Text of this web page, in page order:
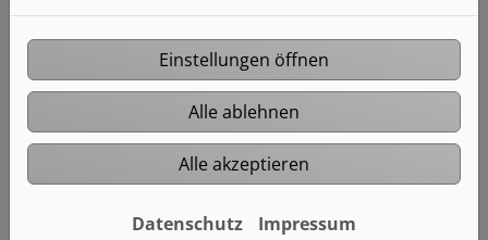
Einstellungen öffnen
Alle ablehnen
Alle akzeptieren
Datenschutz Impressum